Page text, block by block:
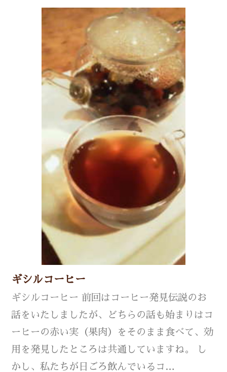
ギシルコーヒー
ギシルコーヒー 前回はコーヒー発見伝説のお
話をいたしましたが、どちらの話も始まりはコ
ーヒーの赤い実（果肉）をそのまま食べて、効
用を発見したところは共通していますね。 し
かし、私たちが日ごろ飲んでいるコ…